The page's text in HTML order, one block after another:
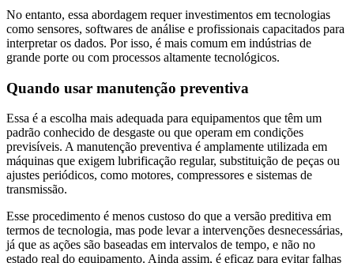
No entanto, essa abordagem requer investimentos em tecnologias
como sensores, softwares de análise e profissionais capacitados para
interpretar os dados. Por isso, é mais comum em indústrias de
grande porte ou com processos altamente tecnológicos.
Quando usar manutenção preventiva
Essa é a escolha mais adequada para equipamentos que têm um
padrão conhecido de desgaste ou que operam em condições
previsíveis. A manutenção preventiva é amplamente utilizada em
máquinas que exigem lubrificação regular, substituição de peças ou
ajustes periódicos, como motores, compressores e sistemas de
transmissão.
Esse procedimento é menos custoso do que a versão preditiva em
termos de tecnologia, mas pode levar a intervenções desnecessárias,
já que as ações são baseadas em intervalos de tempo, e não no
estado real do equipamento. Ainda assim, é eficaz para evitar falhas